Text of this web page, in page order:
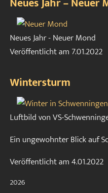
Neues Jahr - Neuer Mond
Veröffentlicht am 7.01.2022
Wintersturm
Luftbild von VS-
Ein ungewohnter Blick auf
Veröffentlicht am4.01.2022
2026